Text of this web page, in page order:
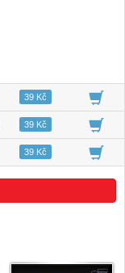
07:0939 Kč
04:2239 Kč
03:4139 Kč